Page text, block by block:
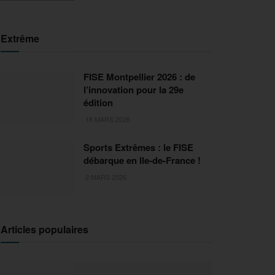
Extrême
FISE Montpellier 2026 : de
l’innovation pour la 29e
édition
Sports Extrêmes : le FISE
débarque en Ile-de-France !
Articles populaires